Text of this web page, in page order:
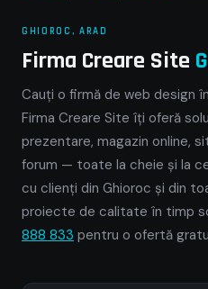
GHIOROC, ARAD
Firma Creare Site
Cauți o firmă de web design
Firma Creare Site îți oferă
prezentare, magazin online,
forum — toate la cheie și la
cu clienți din Ghioroc și din
proiecte de calitate în timp
888 833 pentru o ofertă